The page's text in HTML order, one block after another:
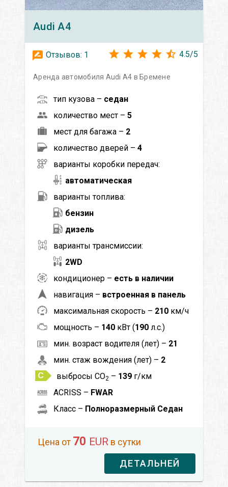
Audi A4
Отзывов: 1 4.5/5
Аренда автомобиля Audi A4 в Бремене
тип кузова – седан
количество мест – 5
мест для багажа – 2
количество дверей – 4
варианты коробки передач:
автоматическая
варианты топлива:
бензин
дизель
варианты трансмиссии:
2WD
кондиционер – есть в наличии
навигация – встроенная в панель
максимальная скорость – 210 км/ч
мощность – 140 кВт (190 л.с.)
мин. возраст водителя (лет) – 21
мин. стаж вождения (лет) – 2
выбросы CO2 – 139 г/км
ACRISS – FWAR
Класс – Полноразмерный Седан
Цена от 70 EUR в сутки
ДЕТАЛЬНЕЙ